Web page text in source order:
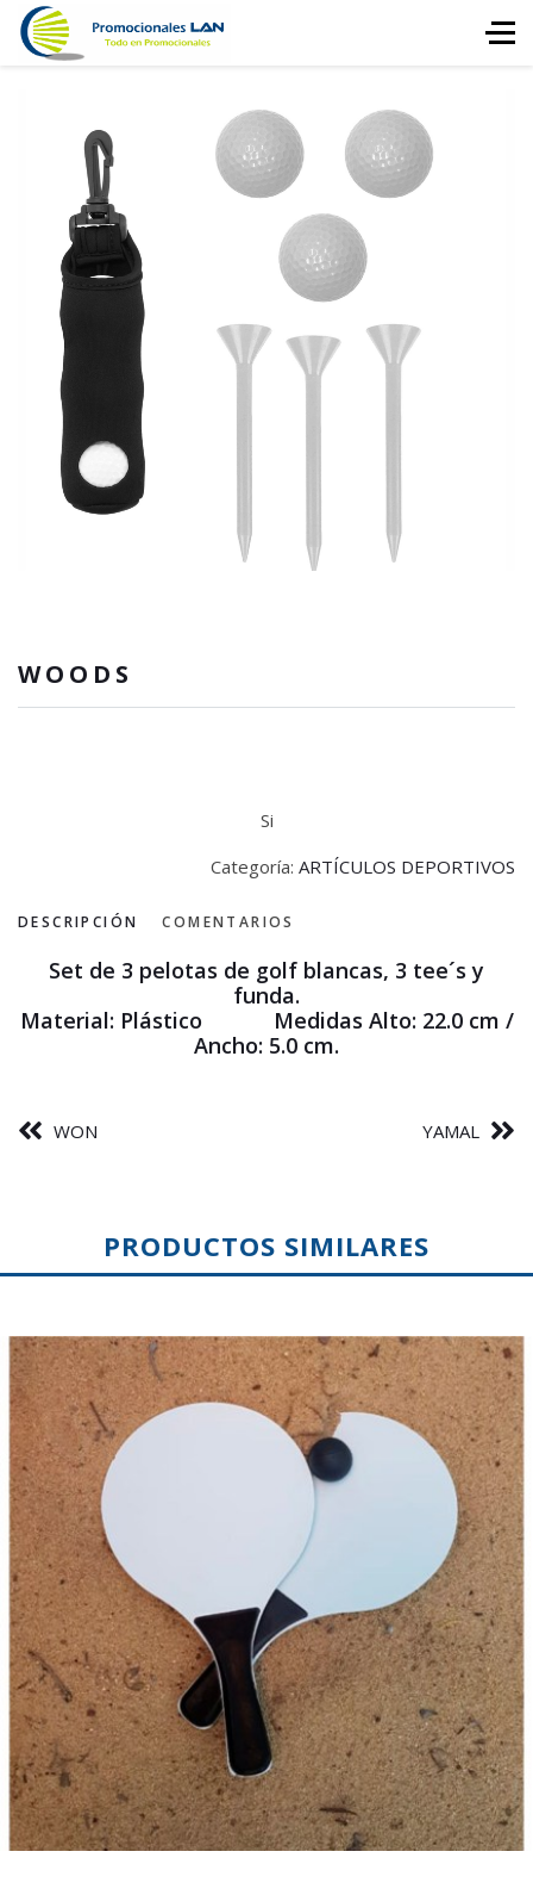
WOODS
Si
Categoría: ARTÍCULOS DEPORTIVOS
DESCRIPCIÓN COMENTARIOS
Set de 3 pelotas de golf blancas, 3 tee´s y
funda.
Material: Plástico Medidas Alto: 22.0 cm /
Ancho: 5.0 cm.
WON YAMAL
PRODUCTOS SIMILARES